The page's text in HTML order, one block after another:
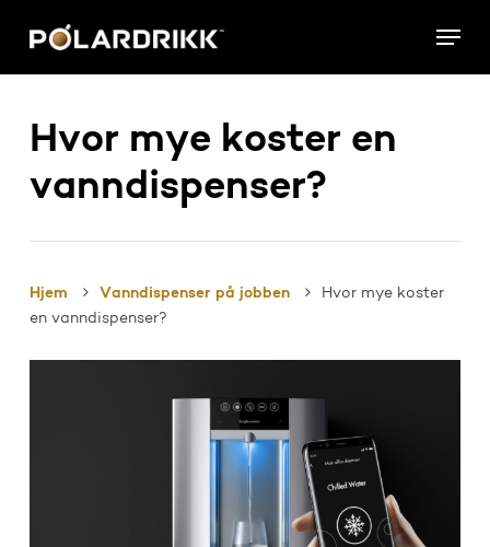
main
Menu
Hvor mye koster en
vanndispenser?
Hjem Vanndispenser på jobben
Hvor mye koster
en vanndispenser?